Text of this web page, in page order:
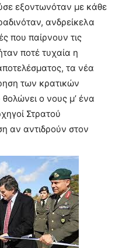
εξοντωνόταν με κάθε
ανδρείκελα
που παίρνουν τις
ποτέ τυχαία η
τα νέα
των κρατικών
ο νους μ’ ένα
Στρατού
αν αντιδρούν στον